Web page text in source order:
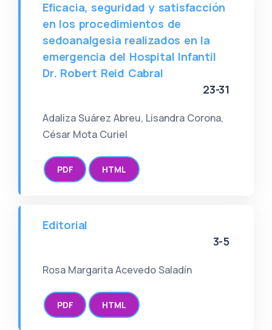
Eficacia, seguridad y satisfacción
en los procedimientos de
sedoanalgesia realizados en la
emergencia del Hospital Infantil
Dr. Robert Reid Cabral
23-31
Adaliza Suárez Abreu, Lisandra Corona,
César Mota Curiel
PDF HTML
Editorial
3-5
Rosa Margarita Acevedo Saladín
PDF HTML